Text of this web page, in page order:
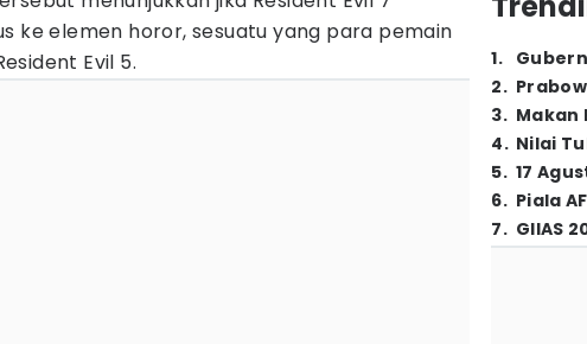
ke elemen horor, sesuatu yang para pemain
Evil 5.
1.
2.
3. Makan
4. Nilai
5. 17
6. Piala
7. GIIAS